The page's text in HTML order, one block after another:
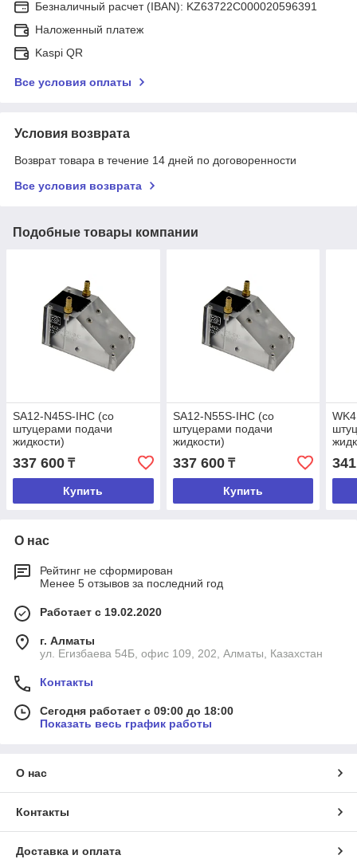
Безналичный расчет (IBAN): KZ63722C000020596391
Наложенный платеж
Kaspi QR
Все условия оплаты
Условия возврата
Возврат товара в течение 14 дней по договоренности
Все условия возврата
Подобные товары компании
SA12-N45S-IHC (со
штуцерами подачи
жидкости)
337 600 ₸
Купить
SA12-N55S-IHC (со
штуцерами подачи
жидкости)
337 600₸
Купить
О нас
Рейтинг не сформирован
Менее 5 отзывов за последний год
Работает с 19.02.2020
г. Алматы
ул. Егизбаева 54Б, офис 109, 202, Алматы, Казахстан
Контакты
Сегодня работает с 09:00 до 18:00
Показать весь график работы
О нас
Контакты
Доставка и оплата